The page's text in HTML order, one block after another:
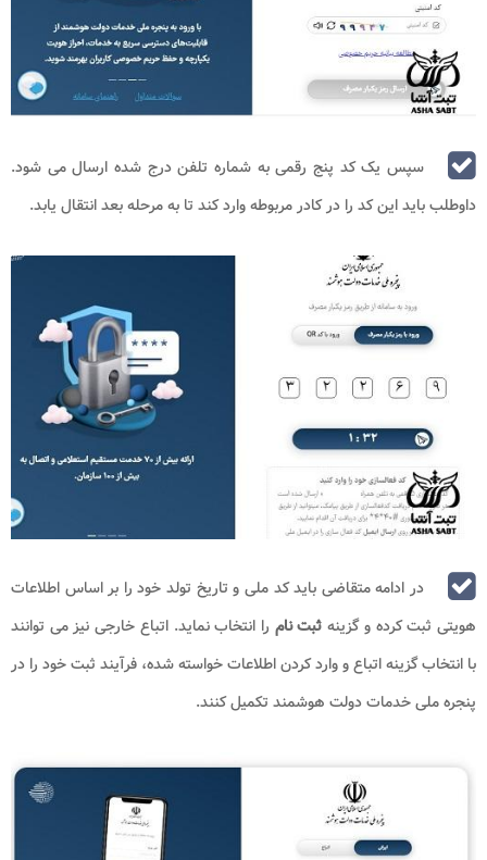
سپس یک کد پنج رقمی به شماره تلفن درج شده ارسال می شود.
داوطلب باید این کد را در کادر مربوطه وارد کند تا به مرحله بعد انتقال یابد.
در ادامه متقاضی باید کد ملی و تاریخ تولد خود را بر اساس اطلاعات
هویتی ثبت کرده و گزینه ثبت نام را انتخاب نماید. اتباع خارجی نیز می توانند
با انتخاب گزینه اتباع و وارد کردن اطلاعات خواسته شده، فرآیند ثبت خود را در
پنجره ملی خدمات دولت هوشمند تکمیل کنند.